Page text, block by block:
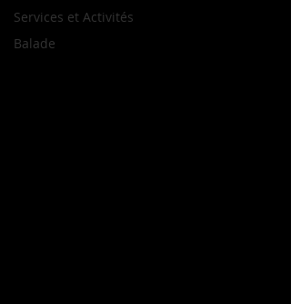
Services et Activités
Balade